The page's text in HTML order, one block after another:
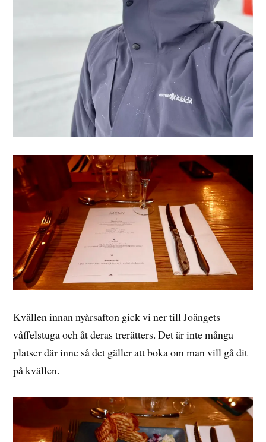
Kvällen innan nyårsafton gick vi ner till Joängets
våffelstuga och åt deras trerätters. Det är inte många
platser där inne så det gäller att boka om man vill gå dit
på kvällen.